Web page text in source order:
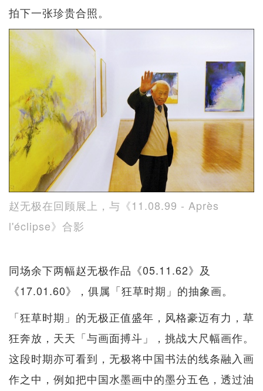
拍下一张珍贵合照。
赵无极在回顾展上，与《11.08.99 - Après
l'éclipse》合影
同场余下两幅赵无极作品《05.11.62》及
《17.01.60》，俱属「狂草时期」的抽象画。
「狂草时期」的无极正值盛年，风格豪迈有力，草
狂奔放，天天「与画面搏斗」，挑战大尺幅画作。
这段时期亦可看到，无极将中国书法的线条融入画
作之中，例如把中国水墨画中的墨分五色，透过油